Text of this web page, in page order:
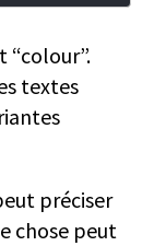
“colour”.
textes
préciser
chose peut